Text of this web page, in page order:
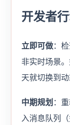
开发者
立即可做：
非实时场景
天就切换到动
中期规划 ：
入消息队列